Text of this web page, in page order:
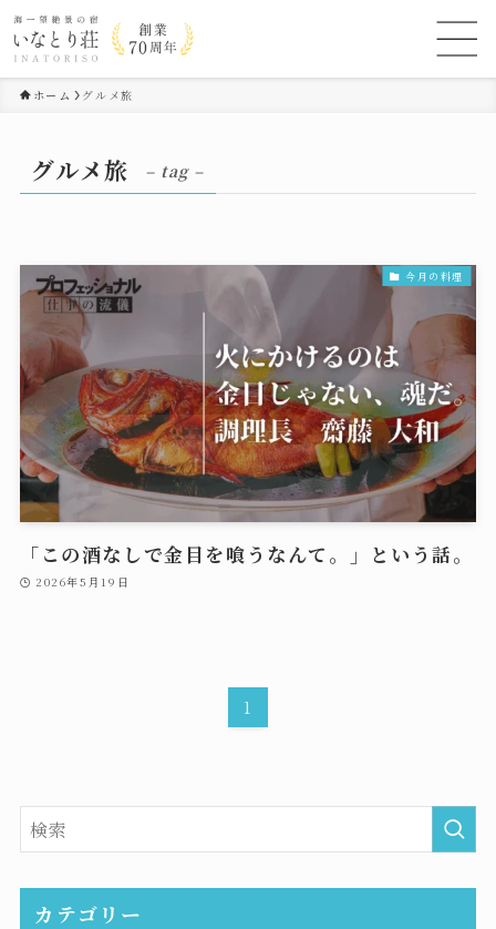
ホーム グルメ旅
グルメ旅 – tag –
今月の料理
「この酒なしで金目を喰うなんて。」という話。
2026年5月19日
1
カテゴリー